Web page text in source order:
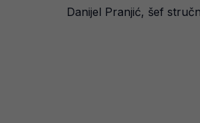
Danijel Pranjić, šef